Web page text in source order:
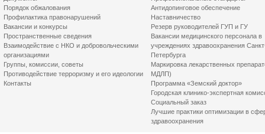
Порядок обжалования
Профилактика правонарушений
Вакансии и конкурсы
Пространственные сведения
Взаимодействие с НКО и добровольческими
организациями
Группы, комиссии, советы
Противодействие терроризму и его идеологии
Контакты
Антидопинговое обеспечение
Наставничество
Резерв руководителей ГУП и ГУ
Вакансии медицинского персонала в
учреждениях здравоохранения
Петербурга
Маркировка лекарственных
МДЛП)
Программа «Земский доктор»
Городская клинико-экспертная
Социальный заказ
Лучшие практики оптимизации в
здравоохранения